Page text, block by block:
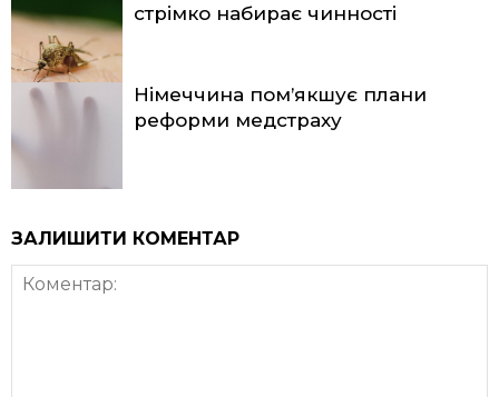
стрімко набирає чинності
Німеччина пом’якшує плани
реформи медстраху
ЗАЛИШИТИ КОМЕНТАР